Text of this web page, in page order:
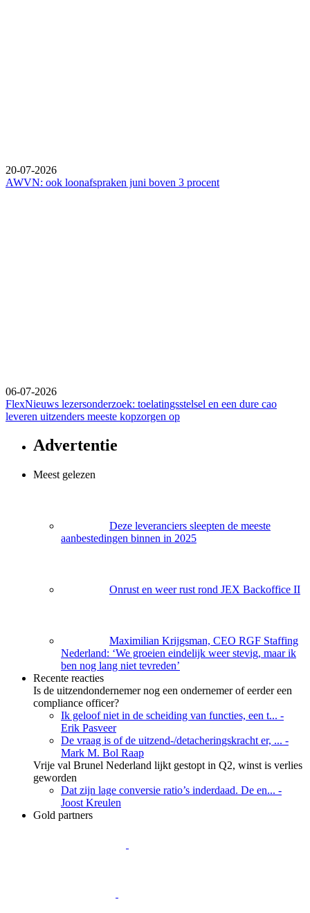
20-07-2026
AWVN: ook loonafspraken juni boven 3 procent
06-07-2026
FlexNieuws lezersonderzoek: toelatingsstelsel en een dure cao
leveren uitzenders meeste kopzorgen op
Advertentie
Meest gelezen
Deze leveranciers sleepten de meeste
aanbestedingen binnen in 2025
Onrust en weer rust rond JEX Backoffice II
Maximilian Krijgsman, CEO RGF Staffing
Nederland: ‘We groeien eindelijk weer stevig, maar ik
ben nog lang niet tevreden’
Recente reacties
Is de uitzendondernemer nog een ondernemer of eerder een
compliance officer?
Ik geloof niet in de scheiding van functies, een t... -
Erik Pasveer
De vraag is of de uitzend-/detacheringskracht er, ... -
Mark M. Bol Raap
Vrije val Brunel Nederland lijkt gestopt in Q2, winst is verlies
geworden
Dat zijn lage conversie ratio’s inderdaad. De en... -
Joost Kreulen
Gold partners